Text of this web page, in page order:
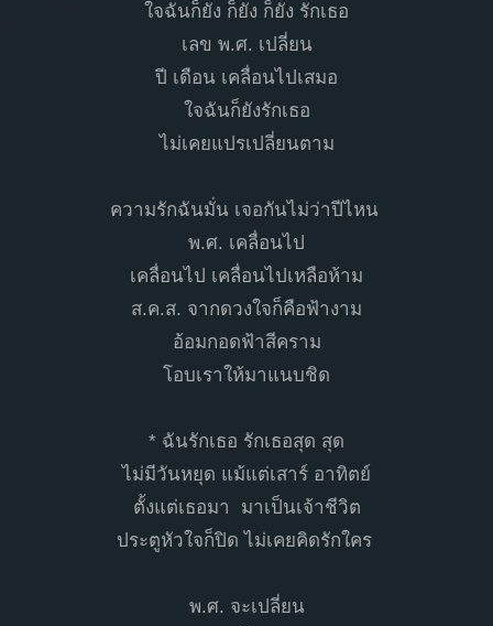
ใจฉันก็ยัง ก็ยัง ก็ยัง รักเธอ
เลข พ.ศ. เปลี่ยน
ปี เดือน เคลื่อนไปเสมอ
ใจฉันก็ยังรักเธอ
ไม่เคยแปรเปลี่ยนตาม
ความรักฉันมั่น เจอกันไม่ว่าปีไหน
พ.ศ. เคลื่อนไป
เคลื่อนไป เคลื่อนไปเหลือห้าม
ส.ค.ส. จากดวงใจก็คือฟ้างาม
อ้อมกอดฟ้าสีคราม
โอบเราให้มาแนบชิด
* ฉันรักเธอ รักเธอสุด สุด
ไม่มีวันหยุด แม้แต่เสาร์ อาทิตย์
ตั้งแต่เธอมา มาเป็นเจ้าชีวิต
ประตูหัวใจก็ปิด ไม่เคยคิดรักใคร
พ.ศ. จะเปลี่ยน